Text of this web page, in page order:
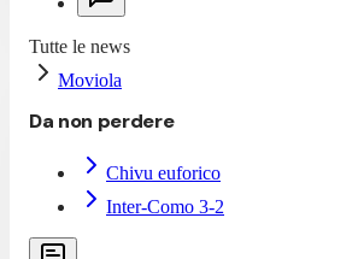
Tutte le news
Moviola
Da non perdere
Chivu euforico
Inter-Como 3-2